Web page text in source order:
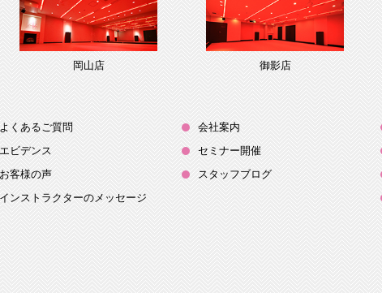
岡山店 御影店
よくあるご質問
エビデンス
お客様の声
インストラクターのメッセージ
会社案内
セミナー開催
スタッフブログ